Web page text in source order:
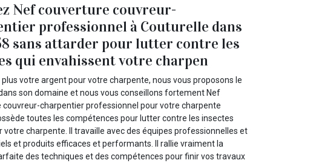
Nef couverture couvreur-
professionnel à Couturelle dans
sans attarder pour lutter contre les
qui envahissent votre charpen
plus votre argent pour votre charpente, nous vous proposons le
son domaine et nous vous conseillons fortement Nef
couvreur-charpentier professionnel pour votre charpente
toutes les compétences pour lutter contre les insectes
votre charpente. Il travaille avec des équipes professionnelles et
et produits efficaces et performants. Il rallie vraiment la
des techniques et des compétences pour finir vos travaux